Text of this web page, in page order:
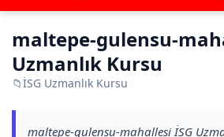
maltepe-gulensu-
Uzmanlık Kursu
📁İSG Uzmanlık Kursu
maltepe-gulensu-mahallesi İSG